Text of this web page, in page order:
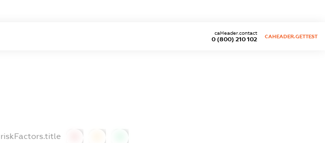
0 (800) 210 102
caHeader.contact
CAHEADER.GETTEST
riskFactors.title